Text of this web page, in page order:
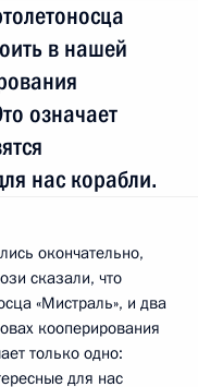
в нашей
означает
нас корабли.
окончательно,
сказали, что
«Мистраль», и два
кооперирования
только одно:
для нас